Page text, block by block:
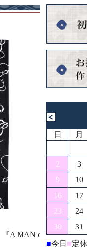
A MAN of ULTRA』
日 月
2
3
9
10
16
17
23
24
30
31
■今日 ■定